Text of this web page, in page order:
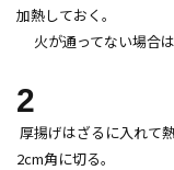
加熱しておく。
火が通ってない場合
2
厚揚げはざるに入れて
2cm角に切る。